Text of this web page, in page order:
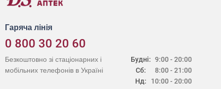
Гаряча лінія
0 800 30 20 60
Будні:
Сб:
Нд:
9:00 - 20:00
8:00 - 21:00
10:00 - 20:00
Безкоштовно зі стаціонарних і
мобільних телефонів в Україні